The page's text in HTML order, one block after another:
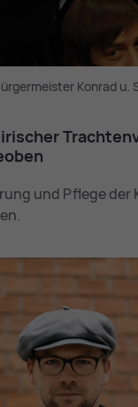
Konrad u.
und Pflege der